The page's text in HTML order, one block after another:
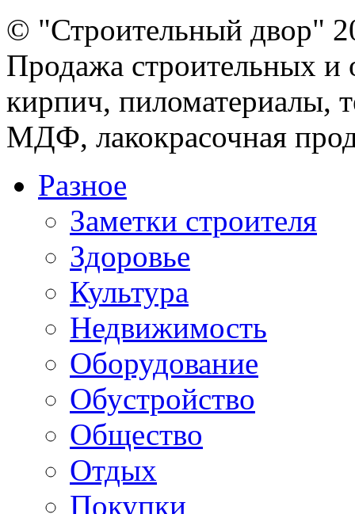
© "Строительный двор"
Продажа строительных и
кирпич, пиломатериалы,
МДФ, лакокрасочная
Разное
Заметки строителя
Здоровье
Культура
Недвижимость
Оборудование
Обустройство
Общество
Отдых
Покупки